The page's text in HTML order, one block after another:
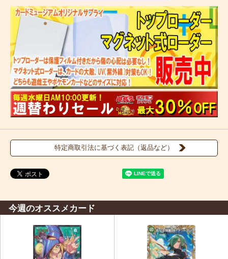
特定商取引法に基づく表記（返品など）
今週のオススメカード